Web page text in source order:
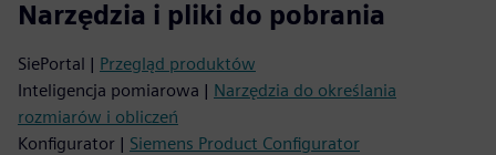
Narzędzia i pliki do pobrania
SiePortal | Przegląd produktów
Inteligencja pomiarowa | Narzędzia do określania
rozmiarów i obliczeń
Konfigurator | Siemens Product Configurator